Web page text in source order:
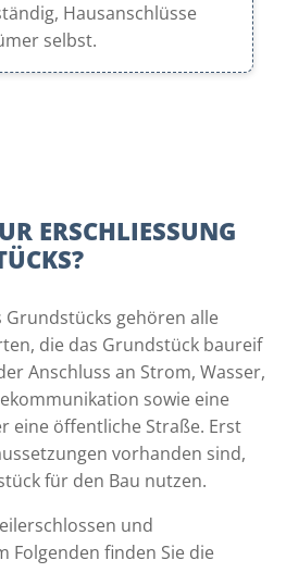
Hausanschlüsse
selbst.
ERSCHLIESSUNG E
Grundstücks gehören alle
die das Grundstück baureif
Anschluss an Strom, Wasser,
sowie eine
eine öffentliche Straße. Erst
vorhanden sind,
für den Bau nutzen.
und
Folgenden finden Sie die